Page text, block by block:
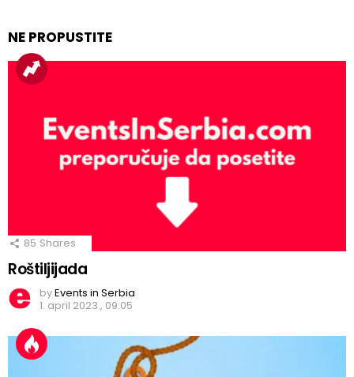
NE PROPUSTITE
85 Shares
Roštiljijada
byEvents in Serbia
1. april 2023., 09:05